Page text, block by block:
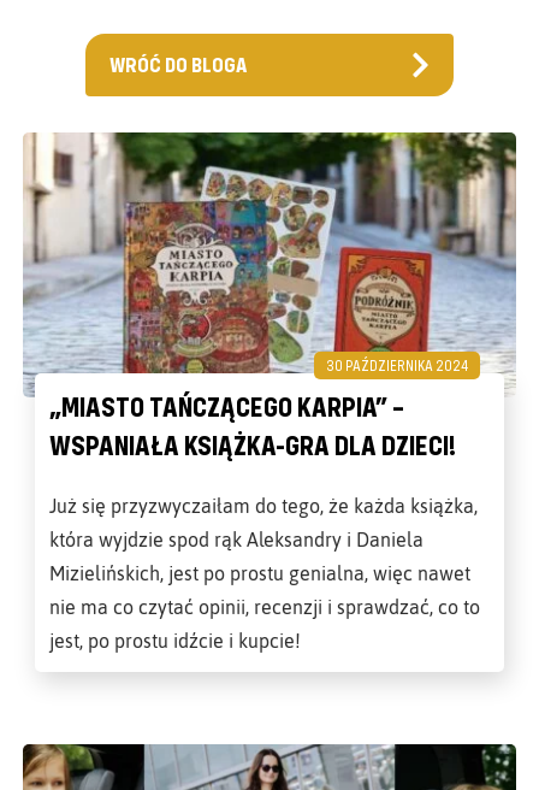
WRÓĆ DO BLOGA
30 PAŹDZIERNIKA 2024
„MIASTO TAŃCZĄCEGO KARPIA” –
WSPANIAŁA KSIĄŻKA-GRA DLA DZIECI!
Już się przyzwyczaiłam do tego, że każda książka,
która wyjdzie spod rąk Aleksandry i Daniela
Mizielińskich, jest po prostu genialna, więc nawet
nie ma co czytać opinii, recenzji i sprawdzać, co to
jest, po prostu idźcie i kupcie!